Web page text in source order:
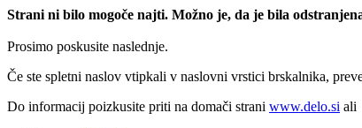
Strani ni bilo mogoče najti. Možno je, da je bila
Prosimo poskusite naslednje.
Če ste spletni naslov vtipkali v naslovni vrstici brskalnika,
Do informacij poizkusite priti na domači strani www.delo.si ali